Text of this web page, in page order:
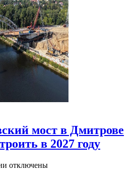
мост в Дмитрове
в 2027 году
отключены